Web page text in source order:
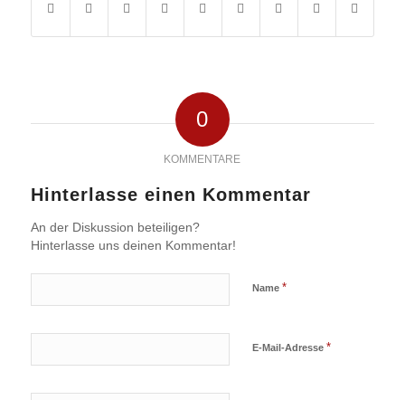
0
KOMMENTARE
Hinterlasse einen Kommentar
An der Diskussion beteiligen?
Hinterlasse uns deinen Kommentar!
Name *
E-Mail-Adresse *